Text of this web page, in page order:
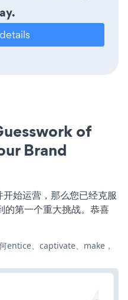
of
Brand
始运营，那么您已经克服
的第一个重大挑战。恭喜
entice、captivate、make，